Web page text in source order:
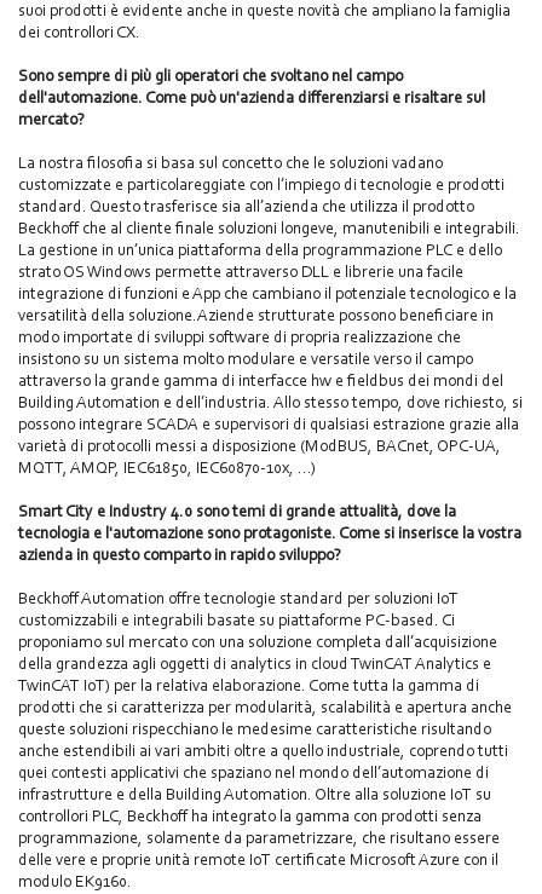
suoi prodotti è evidente anche in queste novità che ampliano la famiglia
dei controllori CX.
Sono sempre di più gli operatori che svoltano nel campo
dell'automazione. Come può un'azienda differenziarsi e risaltare sul
mercato?
La nostra filosofia si basa sul concetto che le soluzioni vadano
customizzate e particolareggiate con l’impiego di tecnologie e prodotti
standard. Questo trasferisce sia all’azienda che utilizza il prodotto
Beckhoff che al cliente finale soluzioni longeve, manutenibili e integrabili.
La gestione in un’unica piattaforma della programmazione PLC e dello
strato OS Windows permette attraverso DLL e librerie una facile
integrazione di funzioni e App che cambiano il potenziale tecnologico e la
versatilità della soluzione.Aziende strutturate possono beneficiare in
modo importate di sviluppi software di propria realizzazione che
insistono su un sistema molto modulare e versatile verso il campo
attraverso la grande gamma di interfacce hw e fieldbus dei mondi del
Building Automation e dell’industria. Allo stesso tempo, dove richiesto, si
possono integrare SCADA e supervisori di qualsiasi estrazione grazie alla
varietà di protocolli messi a disposizione (ModBUS, BACnet, OPC-UA,
MQTT, AMQP, IEC61850, IEC60870-10x, …)
Smart City e Industry 4.0 sono temi di grande attualità, dove la
tecnologia e l'automazione sono protagoniste. Come si inserisce la vostra
azienda in questo comparto in rapido sviluppo?
Beckhoff Automation offre tecnologie standard per soluzioni IoT
customizzabili e integrabili basate su piattaforme PC-based. Ci
proponiamo sul mercato con una soluzione completa dall’acquisizione
della grandezza agli oggetti di analytics in cloud TwinCAT Analytics e
TwinCAT IoT) per la relativa elaborazione. Come tutta la gamma di
prodotti che si caratterizza per modularità, scalabilità e apertura anche
queste soluzioni rispecchiano le medesime caratteristiche risultando
anche estendibili ai vari ambiti oltre a quello industriale, coprendo tutti
quei contesti applicativi che spaziano nel mondo dell’automazione di
infrastrutture e della Building Automation. Oltre alla soluzione IoT su
controllori PLC, Beckhoff ha integrato la gamma con prodotti senza
programmazione, solamente da parametrizzare, che risultano essere
delle vere e proprie unità remote IoT certificate Microsoft Azure con il
modulo EK9160.